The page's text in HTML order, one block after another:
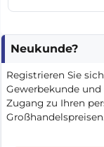
Neukunde?
Registrieren Sie
Gewerbekunde und
Zugang zu Ihren
Großhandelspreisen.